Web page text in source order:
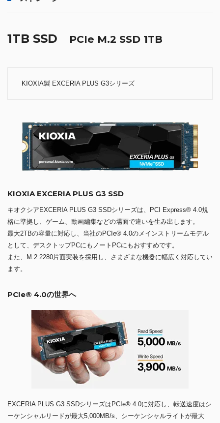
1TB SSD PCIe M.2 SSD 1TB
KIOXIA製 EXCERIA PLUS G3シリーズ
KIOXIA EXCERIA PLUS G3 SSD
キオクシアEXCERIA PLUS G3 SSDシリーズは、PCI Express® 4.0規
格に準拠し、ゲーム、動画編集などの場面で違いを生み出します。
最大2TBの容量に対応し、当社のPCIe® 4.0のメインストリームモデル
として、デスクトップPCにもノートPCにもおすすめです。
また、M.2 2280片面実装を採用し、さまざまな機器に幅広く対応してい
ます。
PCIe® 4.0の世界へ
EXCERIA PLUS G3 SSDシリーズはPCIe® 4.0に対応し、転送速度はシ
ーケンシャルリードが最大5,000MB/s、シーケンシャルライトが最大